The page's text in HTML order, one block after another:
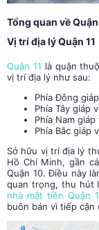
Tổng quan về Quận
Vị trí địa lý Quận 11
Quận 11 là quận
vị trí địa lý như sau:
Phía Đông
Phía Tây giáp
Phía Nam
Phía Bắc giáp
Sở hữu vị trí địa lý
Hồ Chí Minh, gần
Quận 10. Điều này
quan trọng, thu hút
nhà mặt tiền Quận
buôn bán vì tiếp cận